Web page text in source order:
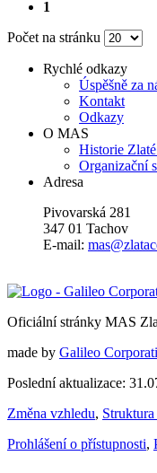
1
Počet na stránku
Rychlé odkazy
Úspěšně za
Kontakt
Odkazy
O MAS
Historie
Organizační
Adresa
Pivovarská 281
347 01 Tachov
E-mail:
Oficiální stránky MAS
made by Galileo
Poslední aktualizace:
Změna vzhledu,
Prohlášení o přístupnosti,